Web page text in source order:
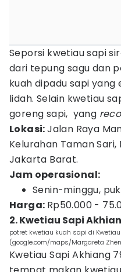
Seporsi kwetiau sapi
dari tepung sagu dan
kuah dipadu sapi
lidah. Selain kwetiau
goreng sapi, yang
Lokasi:Jalan Raya
Kelurahan Taman
Jakarta Barat.
Jam operasional:
Senin-minggu,
Harga: Rp50.000 -
2. Kwetiau Sapi
potret kwetiau kuah sapi di
(google.com/maps/Margareta
Kwetiau Sapi Akhiang